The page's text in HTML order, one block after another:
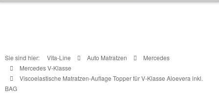
Sie sind hier: Vita-Line Auto Matratzen
Mercedes
Mercedes V-Klasse
Viscoelastische Matratzen-Auflage Topper für V-Klasse Aloevera inkl.
BAG